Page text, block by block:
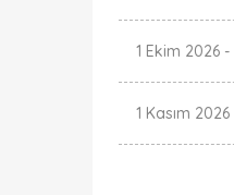
1 Ekim 2026 -
1 Kasım 2026